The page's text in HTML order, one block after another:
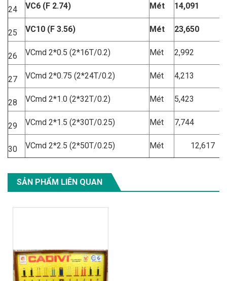
24 VC6 (F 2.74) Mét 14,091
25 VC10 (F 3.56) Mét 23,650
26 VCmd 2*0.5 (2*16T/0.2) Mét 2,992
27 VCmd 2*0.75 (2*24T/0.2) Mét 4,213
28 VCmd 2*1.0 (2*32T/0.2) Mét 5,423
29 VCmd 2*1.5 (2*30T/0.25) Mét 7,744
30 VCmd 2*2.5 (2*50T/0.25) Mét 12,617
SẢN PHẨM LIÊN QUAN